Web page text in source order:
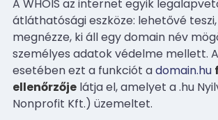
A WHOIS az internet egyik
átláthatósági eszköze: lehetővé
megnézze, ki áll egy domain név
személyes adatok védelme mellett.
esetében ezt a funkciót adomain.hu
ellenőrzője látja el, amelyet a .hu
Nonprofit Kft.) üzemeltet.